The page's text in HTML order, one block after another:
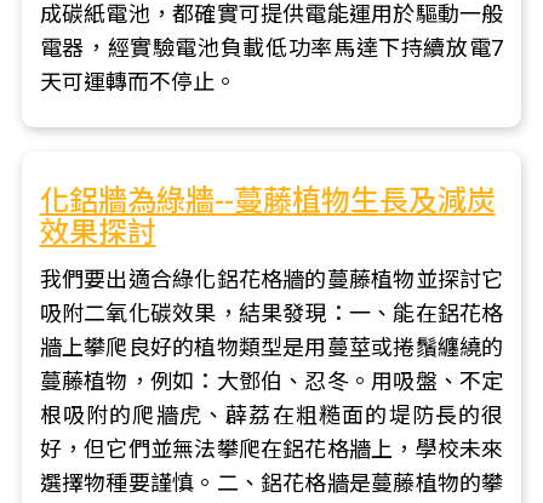
成碳紙電池，都確實可提供電能運用於驅動一般
電器，經實驗電池負載低功率馬達下持續放電7
天可運轉而不停止。
化鋁牆為綠牆--蔓藤植物生長及減炭
效果探討
我們要出適合綠化鋁花格牆的蔓藤植物並探討它
吸附二氧化碳效果，結果發現：一、能在鋁花格
牆上攀爬良好的植物類型是用蔓莖或捲鬚纏繞的
蔓藤植物，例如：大鄧伯、忍冬。用吸盤、不定
根吸附的爬牆虎、薜荔在粗糙面的堤防長的很
好，但它們並無法攀爬在鋁花格牆上，學校未來
選擇物種要謹慎。二、鋁花格牆是蔓藤植物的攀